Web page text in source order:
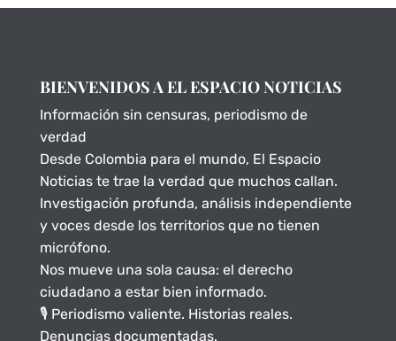
BIENVENIDOS A EL ESPACIO NOTICIAS
Información sin censuras, periodismo de
verdad
Desde Colombia para el mundo, El Espacio
Noticias te trae la verdad que muchos callan.
Investigación profunda, análisis independiente
y voces desde los territorios que no tienen
micrófono.
Nos mueve una sola causa: el derecho
ciudadano a estar bien informado.
🎙️ Periodismo valiente. Historias reales.
Denuncias documentadas.